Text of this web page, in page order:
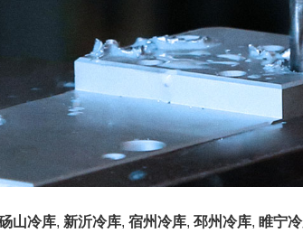
山冷库, 新沂冷库, 宿州冷库, 邳州冷库, 睢宁